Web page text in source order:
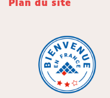
Plan du site